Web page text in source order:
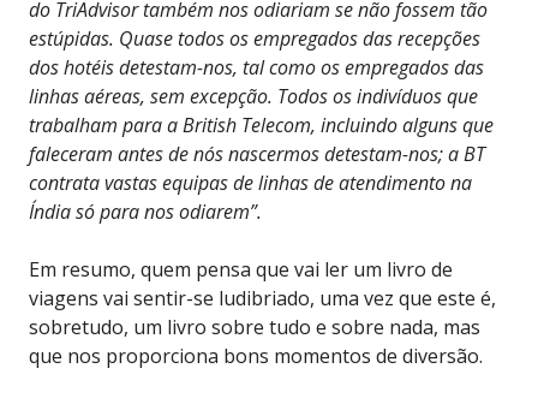
do TriAdvisor também nos odiariam se não fossem tão
estúpidas. Quase todos os empregados das recepções
dos hotéis detestam-nos, tal como os empregados das
linhas aéreas, sem excepção. Todos os indivíduos que
trabalham para a British Telecom, incluindo alguns que
faleceram antes de nós nascermos detestam-nos; a BT
contrata vastas equipas de linhas de atendimento na
Índia só para nos odiarem”.
Em resumo, quem pensa que vai ler um livro de
viagens vai sentir-se ludibriado, uma vez que este é,
sobretudo, um livro sobre tudo e sobre nada, mas
que nos proporciona bons momentos de diversão.